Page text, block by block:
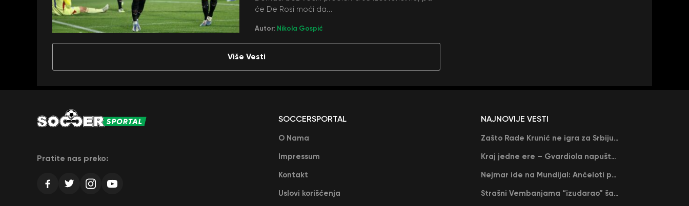
će De Rosi moći da...
Autor: Nikola Gospić
Više Vesti
Pratite nas preko:
SOCCERSPORTAL
O Nama
Impressum
Kontakt
Uslovi korišćenja
NAJNOVIJE VESTI
Zašto Rade Krunić ne igra za Srbiju? “Iako su mi obećali, niko me nije zvao…”
Kraj jedne ere – Gvardiola napušta Siti na kraju sezone, menja ga njegov nekadašnji rival
Nejmar ide na Mundijal: Anćeloti pročitao njegovo ime, Brazil u delirijumu (VIDEO)
Strašni Vembanjama “izudarao” šampiona za brejk: San Antonio poveo protiv Oklahome